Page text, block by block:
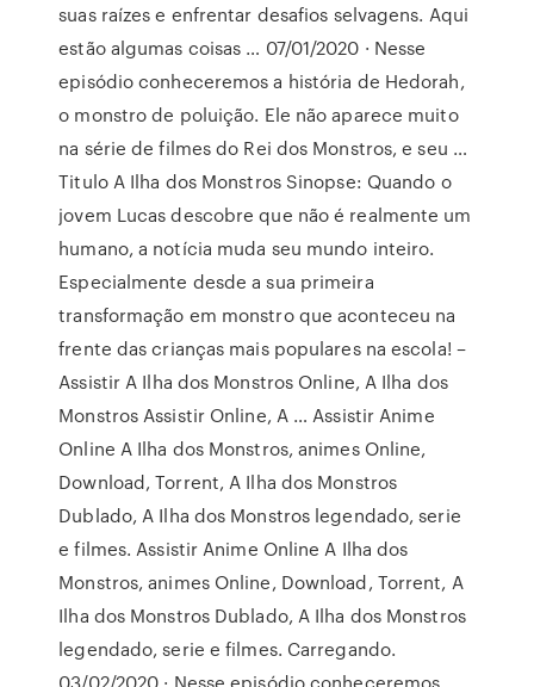
suas raízes e enfrentar desafios selvagens. Aqui
estão algumas coisas … 07/01/2020 · Nesse
episódio conheceremos a história de Hedorah,
o monstro de poluição. Ele não aparece muito
na série de filmes do Rei dos Monstros, e seu …
Titulo A Ilha dos Monstros Sinopse: Quando o
jovem Lucas descobre que não é realmente um
humano, a notícia muda seu mundo inteiro.
Especialmente desde a sua primeira
transformação em monstro que aconteceu na
frente das crianças mais populares na escola! –
Assistir A Ilha dos Monstros Online, A Ilha dos
Monstros Assistir Online, A … Assistir Anime
Online A Ilha dos Monstros, animes Online,
Download, Torrent, A Ilha dos Monstros
Dublado, A Ilha dos Monstros legendado, serie
e filmes. Assistir Anime Online A Ilha dos
Monstros, animes Online, Download, Torrent, A
Ilha dos Monstros Dublado, A Ilha dos Monstros
legendado, serie e filmes. Carregando.
03/02/2020 · Nesse episódio conheceremos